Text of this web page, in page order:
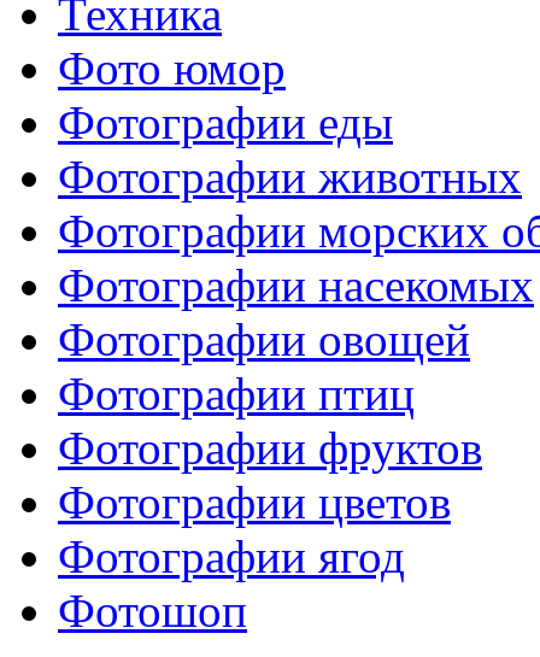
Техника
Фото юмор
Фотографии еды
Фотографии животных
Фотографии морских
Фотографии насекомых
Фотографии овощей
Фотографии птиц
Фотографии фруктов
Фотографии цветов
Фотографии ягод
Фотошоп